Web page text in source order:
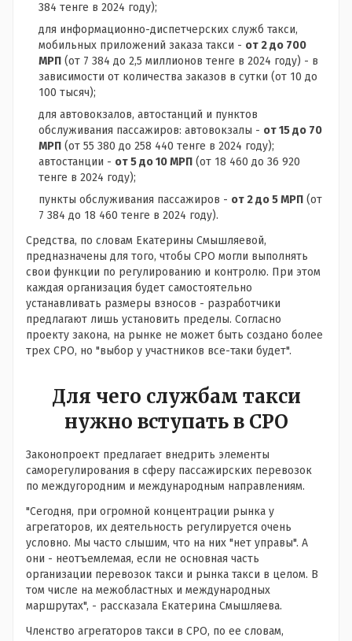
384 тенге в 2024 году);
для информационно-диспетчерских служб такси,
мобильных приложений заказа такси - от 2 до 700
МРП (от 7 384 до 2,5 миллионов тенге в 2024 году) - в
зависимости от количества заказов в сутки (от 10 до
100 тысяч);
для автовокзалов, автостанций и пунктов
обслуживания пассажиров: автовокзалы - от 15 до 70
МРП (от 55 380 до 258 440 тенге в 2024 году);
автостанции - от 5 до 10 МРП (от 18 460 до 36 920
тенге в 2024 году);
пункты обслуживания пассажиров - от 2 до 5 МРП (от
7 384 до 18 460 тенге в 2024 году).
Средства, по словам Екатерины Смышляевой,
предназначены для того, чтобы СРО могли выполнять
свои функции по регулированию и контролю. При этом
каждая организация будет самостоятельно
устанавливать размеры взносов - разработчики
предлагают лишь установить пределы. Согласно
проекту закона, на рынке не может быть создано более
трех СРО, но "выбор у участников все-таки будет".
Для чего службам такси
нужно вступать в СРО
Законопроект предлагает внедрить элементы
саморегулирования в сферу пассажирских перевозок
по междугородним и международным направлениям.
"Сегодня, при огромной концентрации рынка у
агрегаторов, их деятельность регулируется очень
условно. Мы часто слышим, что на них "нет управы". А
они - неотъемлемая, если не основная часть
организации перевозок такси и рынка такси в целом. В
том числе на межобластных и международных
маршрутах", - рассказала Екатерина Смышляева.
Членство агрегаторов такси в СРО, по ее словам,